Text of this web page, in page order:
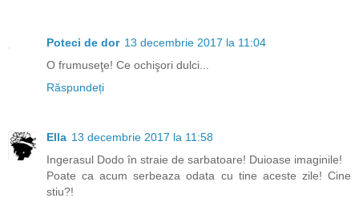
Poteci de dor 13 decembrie 2017 la 11:04
O frumuseţe! Ce ochişori dulci...
Răspundeți
Ella 13 decembrie 2017 la 11:58
Ingerasul Dodo în straie de sarbatoare! Duioase imaginile!
Poate ca acum serbeaza odata cu tine aceste zile! Cine
stiu?!